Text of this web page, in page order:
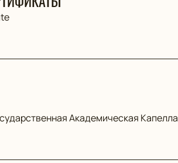
Академическая Капелла